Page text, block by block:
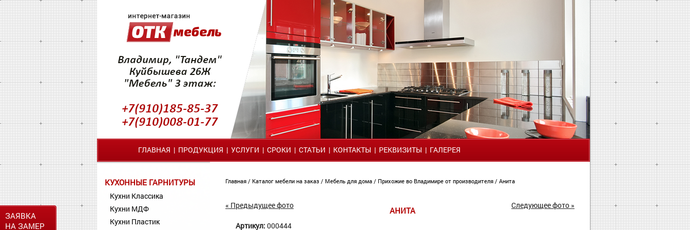
ЗАЯВКА
НА ЗАМЕР
ГЛАВНАЯ | ПРОДУКЦИЯ | УСЛУГИ | СРОКИ | СТАТЬИ | КОНТАКТЫ | РЕКВИЗИТЫ | ГАЛЕРЕЯ
КУХОННЫЕ ГАРНИТУРЫ
Кухни Классика
Кухни МДФ
Кухни Пластик
Главная / Каталог мебели на заказ / Мебель для дома / Прихожие во Владимире от производителя / Анита
« Предыдущее фото Следующее фото »
АНИТА
Артикул: 000444